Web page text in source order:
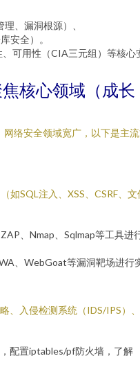
、漏洞根源）、
安全）。
、可用性（CIA三元组）等核心
核心领域（成长
络安全领域宽广，以下是主
如SQL注入、XSS、CSRF、文
、Nmap、Sqlmap等工具进
、WebGoat等漏洞靶场进行
、入侵检测系统（IDS/IPS）
配置iptables/pf防火墙，了解